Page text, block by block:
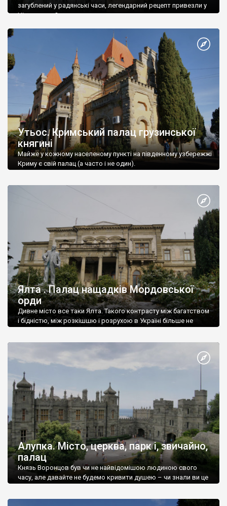
загублений у радянські часи, легендарний рецепт привезли у
Ніжин греки?
Утьос. Кримський палац грузинської
княгині
Майже у кожному населеному пункті на південному узбережжі
Криму є свій палац (а часто і не один).
Ялта . Палац нащадків Мордовської
орди
Дивне місто все таки Ялта. Такого контрасту між багатством
і бідністю, між розкішшю і розрухою в Україні більше не
Алупка. Місто, церква, парк і, звичайно,
палац
Князь Воронцов був чи не найвідомішою людиною свого
часу, але давайте не будемо кривити душею – чи знали ви це